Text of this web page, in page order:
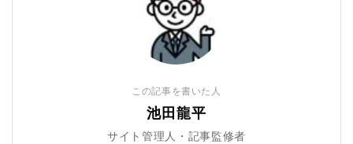
この記事を書いた人
池田龍平
サイト管理人・記事監修者